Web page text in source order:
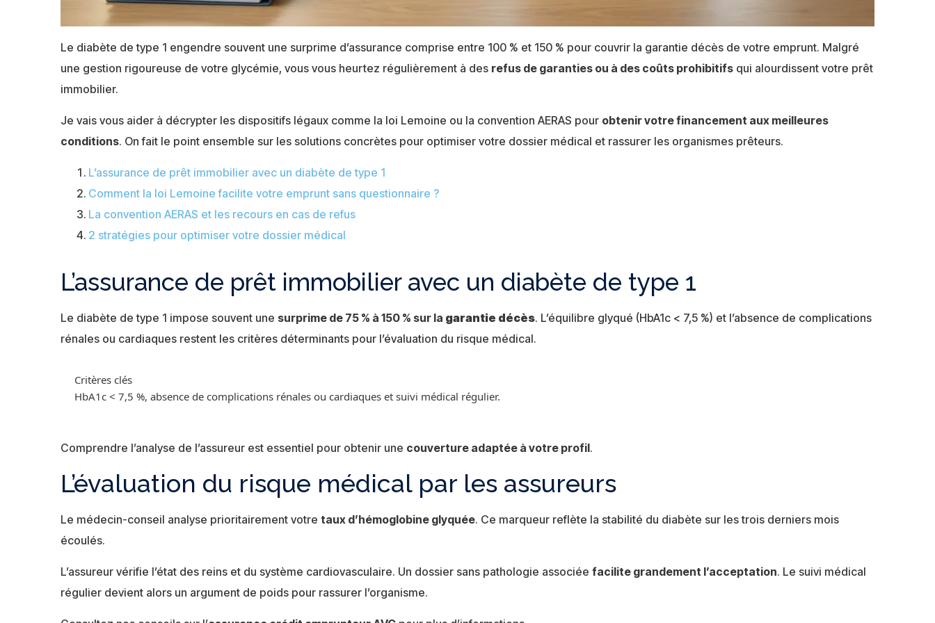
Le diabète de type 1 engendre souvent une surprime d’assurance comprise entre 100 % et 150 % pour couvrir la garantie décès de votre emprunt. Malgré
une gestion rigoureuse de votre glycémie, vous vous heurtez régulièrement à des refus de garanties ou à des coûts prohibitifs qui alourdissent votre prêt
immobilier.
Je vais vous aider à décrypter les dispositifs légaux comme la loi Lemoine ou la convention AERAS pour obtenir votre financement aux meilleures
conditions. On fait le point ensemble sur les solutions concrètes pour optimiser votre dossier médical et rassurer les organismes prêteurs.
L’assurance de prêt immobilier avec un diabète de type 1
Comment la loi Lemoine facilite votre emprunt sans questionnaire ?
La convention AERAS et les recours en cas de refus
2 stratégies pour optimiser votre dossier médical
L’assurance de prêt immobilier avec un diabète de type 1
Le diabète de type 1 impose souvent une surprime de 75 % à 150 % sur la garantie décès. L’équilibre glyqué (HbA1c < 7,5 %) et l’absence de complications
rénales ou cardiaques restent les critères déterminants pour l’évaluation du risque médical.
Critères clés
HbA1c < 7,5 %, absence de complications rénales ou cardiaques et suivi médical régulier.
Comprendre l’analyse de l’assureur est essentiel pour obtenir une couverture adaptée à votre profil.
L’évaluation du risque médical par les assureurs
Le médecin-conseil analyse prioritairement votre taux d’hémoglobine glyquée. Ce marqueur reflète la stabilité du diabète sur les trois derniers mois
écoulés.
L’assureur vérifie l’état des reins et du système cardiovasculaire. Un dossier sans pathologie associée facilite grandement l’acceptation. Le suivi médical
régulier devient alors un argument de poids pour rassurer l’organisme.